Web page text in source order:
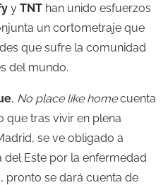
y TNT han unido esfuerzos
un cortometraje que
que sufre la comunidad
del mundo.
, No place like homecuenta
que tras vivir en plena
se ve obligado a
Este por la enfermedad
pronto se dará cuenta de